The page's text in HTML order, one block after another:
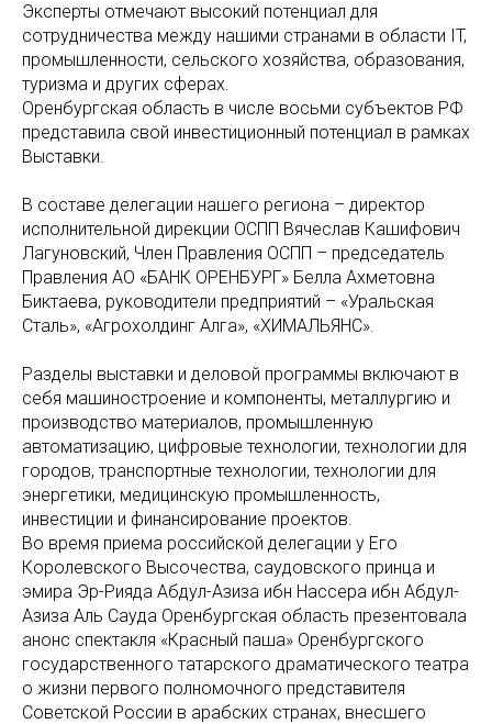
Эксперты отмечают высокий потенциал для
сотрудничества между нашими странами в области IT,
промышленности, сельского хозяйства, образования,
туризма и других сферах.
Оренбургская область в числе восьми субъектов РФ
представила свой инвестиционный потенциал в рамках
Выставки.
В составе делегации нашего региона – директор
исполнительной дирекции ОСПП Вячеслав Кашифович
Лагуновский, Член Правления ОСПП – председатель
Правления АО «БАНК ОРЕНБУРГ» Белла Ахметовна
Биктаева, руководители предприятий – «Уральская
Сталь», «Агрохолдинг Алга», «ХИМАЛЬЯНС».
Разделы выставки и деловой программы включают в
себя машиностроение и компоненты, металлургию и
производство материалов, промышленную
автоматизацию, цифровые технологии, технологии для
городов, транспортные технологии, технологии для
энергетики, медицинскую промышленность,
инвестиции и финансирование проектов.
Во время приема российской делегации у Его
Королевского Высочества, саудовского принца и
эмира Эр-Рияда Абдул-Азиза ибн Нассера ибн Абдул-
Азиза Аль Сауда Оренбургская область презентовала
анонс спектакля «Красный паша» Оренбургского
государственного татарского драматического театра
о жизни первого полномочного представителя
Советской России в арабских странах, внесшего